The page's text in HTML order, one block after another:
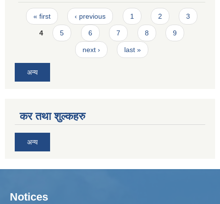
Pages
« first ‹ previous 1 2 3
4 5 6 7 8 9
next › last »
अन्य
कर तथा शुल्कहरु
अन्य
Notices